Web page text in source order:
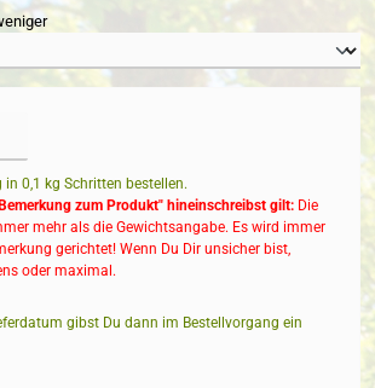
in 0,1 kg Schritten bestellen.
zum Produkt" hineinschreibst gilt: Die
mehr als die Gewichtsangabe. Es wird immer
gerichtet! Wenn Du Dir unsicher bist,
oder maximal.
gibst Du dann im Bestellvorgang ein